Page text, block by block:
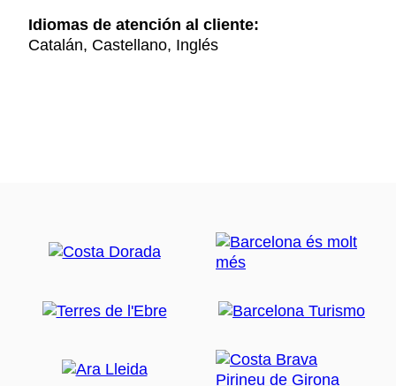
Idiomas de atención al cliente:
Catalán, Castellano, Inglés